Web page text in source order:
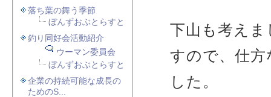
下山も考え
すので、仕
した。
落ち葉の舞う季節
ぼんずおぶとらすと
釣り同好会活動紹介
ウーマン委員会
ぼんずおぶとらすと
企業の持続可能な成長の
ためのS...